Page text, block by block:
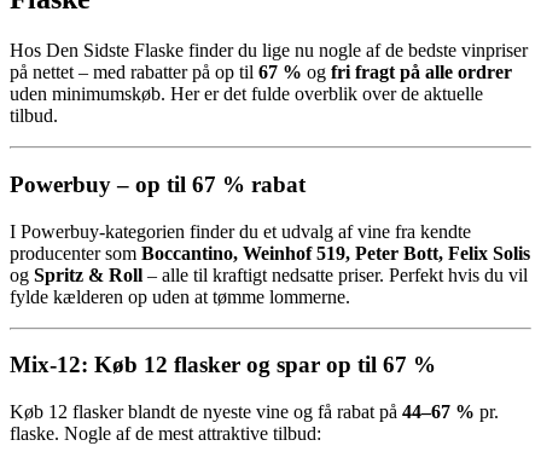
Hos Den Sidste Flaske finder du lige nu nogle af de bedste vinpriser
på nettet – med rabatter på op til 67 % og fri fragt på alle ordrer
uden minimumskøb. Her er det fulde overblik over de aktuelle
tilbud.
Powerbuy – op til 67 % rabat
I Powerbuy-kategorien finder du et udvalg af vine fra kendte
producenter som Boccantino, Weinhof 519, Peter Bott, Felix Solis
og Spritz & Roll – alle til kraftigt nedsatte priser. Perfekt hvis du vil
fylde kælderen op uden at tømme lommerne.
Mix-12: Køb 12 flasker og spar op til 67 %
Køb 12 flasker blandt de nyeste vine og få rabat på 44–67 % pr.
flaske. Nogle af de mest attraktive tilbud: